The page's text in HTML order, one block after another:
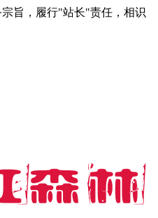
旨，履行"站长"责任，相识